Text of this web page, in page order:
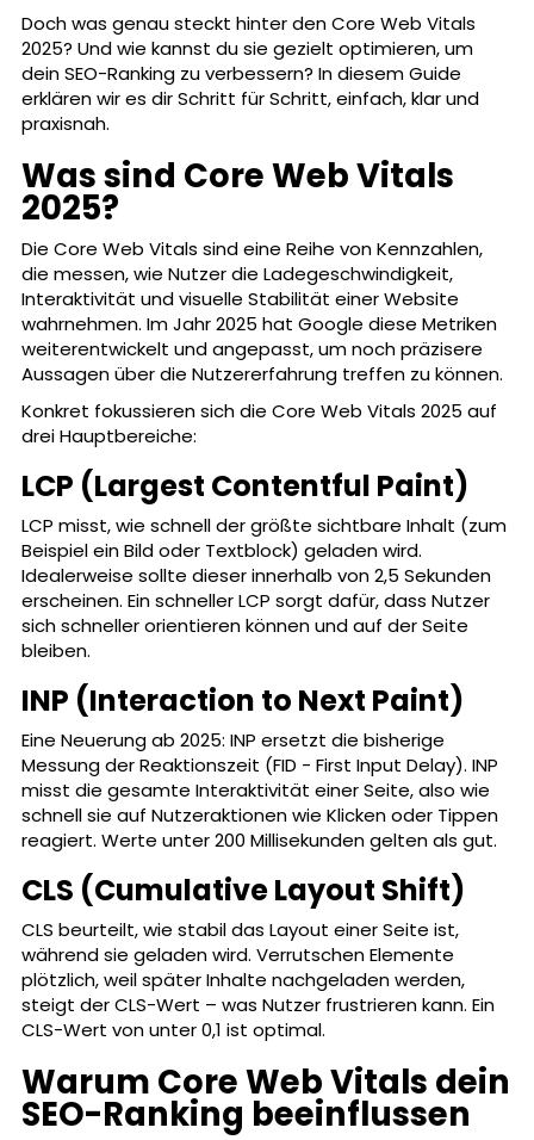
Doch was genau steckt hinter den Core Web Vitals
2025? Und wie kannst du sie gezielt optimieren, um
dein SEO-Ranking zu verbessern? In diesem Guide
erklären wir es dir Schritt für Schritt, einfach, klar und
praxisnah.
Was sind Core Web Vitals
2025?
Die Core Web Vitals sind eine Reihe von Kennzahlen,
die messen, wie Nutzer die Ladegeschwindigkeit,
Interaktivität und visuelle Stabilität einer Website
wahrnehmen. Im Jahr 2025 hat Google diese Metriken
weiterentwickelt und angepasst, um noch präzisere
Aussagen über die Nutzererfahrung treffen zu können.
Konkret fokussieren sich die Core Web Vitals 2025 auf
drei Hauptbereiche:
LCP (Largest Contentful Paint)
LCP misst, wie schnell der größte sichtbare Inhalt (zum
Beispiel ein Bild oder Textblock) geladen wird.
Idealerweise sollte dieser innerhalb von 2,5 Sekunden
erscheinen. Ein schneller LCP sorgt dafür, dass Nutzer
sich schneller orientieren können und auf der Seite
bleiben.
INP (Interaction to Next Paint)
Eine Neuerung ab 2025: INP ersetzt die bisherige
Messung der Reaktionszeit (FID - First Input Delay). INP
misst die gesamte Interaktivität einer Seite, also wie
schnell sie auf Nutzeraktionen wie Klicken oder Tippen
reagiert. Werte unter 200 Millisekunden gelten als gut.
CLS (Cumulative Layout Shift)
CLS beurteilt, wie stabil das Layout einer Seite ist,
während sie geladen wird. Verrutschen Elemente
plötzlich, weil später Inhalte nachgeladen werden,
steigt der CLS-Wert – was Nutzer frustrieren kann. Ein
CLS-Wert von unter 0,1 ist optimal.
Warum Core Web Vitals dein
SEO-Ranking beeinflussen